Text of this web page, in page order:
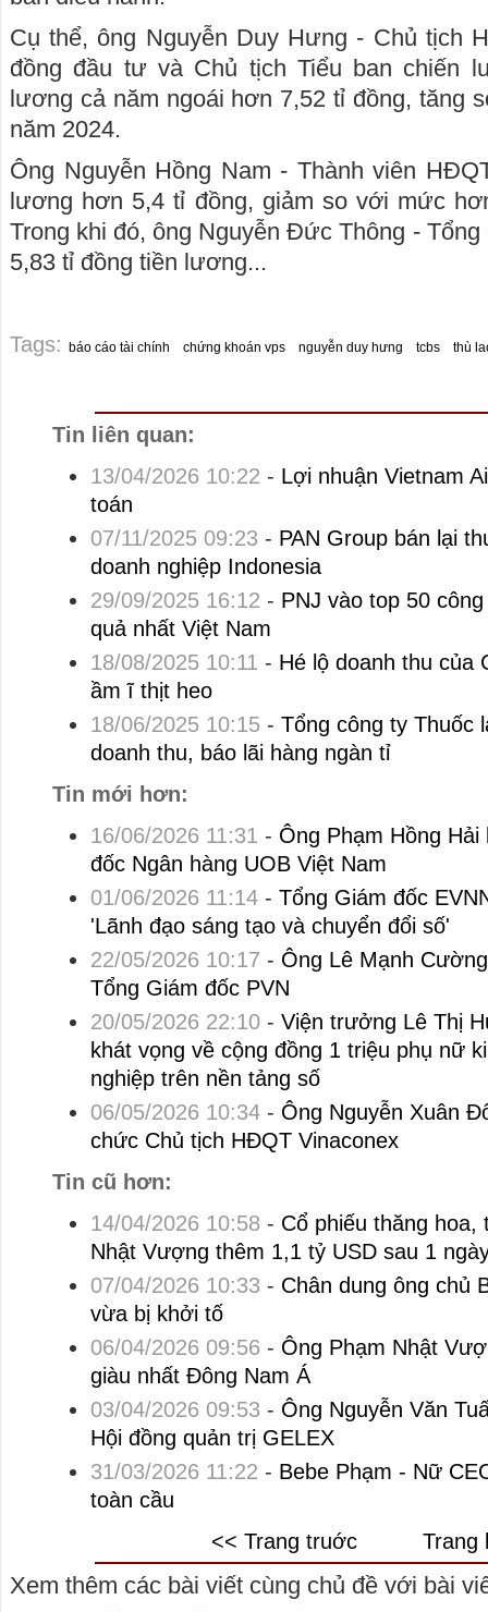
Cụ thể, ông Nguyễn Duy Hưng - Chủ tịch
đồng đầu tư và Chủ tịch Tiểu ban chiến
lương cả năm ngoái hơn 7,52 tỉ đồng, tăng
năm 2024.
Ông Nguyễn Hồng Nam - Thành viên
lương hơn 5,4 tỉ đồng, giảm so với mức
Trong khi đó, ông Nguyễn Đức Thông -
5,83 tỉ đồng tiền lương...
Tags: báo cáo tài chính chứng khoán vps nguyễn duy hưng tcbs thù
Tin liên quan:
13/04/2026 10:22 - Lợi nhuận Vietnam
toán
07/11/2025 09:23 - PAN Group bán lại
doanh nghiệp Indonesia
29/09/2025 16:12 - PNJ vào top 50
quả nhất Việt Nam
18/08/2025 10:11 - Hé lộ doanh thu của
ầm ĩ thịt heo
18/06/2025 10:15- Tổng công ty Thuốc
doanh thu, báo lãi hàng ngàn tỉ
Tin mới hơn:
16/06/2026 11:31 - Ông Phạm Hồng
đốc Ngân hàng UOB Việt Nam
01/06/2026 11:14- Tổng Giám đốc
'Lãnh đạo sáng tạo và chuyển đổi số'
22/05/2026 10:17 - Ông Lê Mạnh
Tổng Giám đốc PVN
20/05/2026 22:10- Viện trưởng Lê Thị
khát vọng về cộng đồng 1 triệu phụ nữ
nghiệp trên nền tảng số
06/05/2026 10:34- Ông Nguyễn Xuân
chức Chủ tịch HĐQT Vinaconex
Tin cũ hơn:
14/04/2026 10:58 - Cổ phiếu thăng hoa,
Nhật Vượng thêm 1,1 tỷ USD sau 1
07/04/2026 10:33 - Chân dung ông chủ
vừa bị khởi tố
06/04/2026 09:56 - Ông Phạm Nhật
giàu nhất Đông Nam Á
03/04/2026 09:53 - Ông Nguyễn Văn
Hội đồng quản trị GELEX
31/03/2026 11:22 - Bebe Phạm - Nữ
toàn cầu
<< Trang truớc
Trang
Xem thêm các bài viết cùng chủ đề với bài